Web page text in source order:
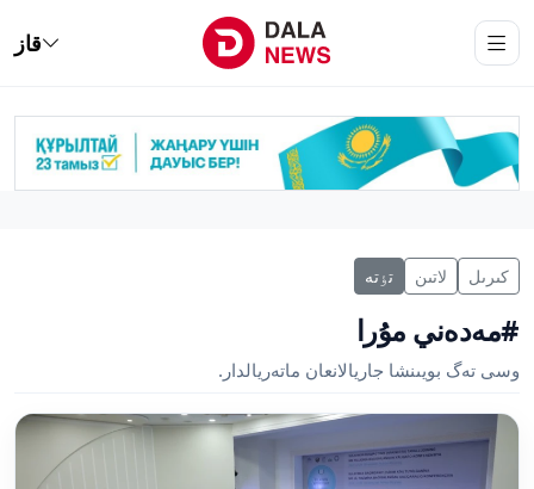
قاز
كىرىل لاتىن تٶتە
#مەدەني مۇرا
وسى تەگ بويىنشا جاريالانعان ماتەريالدار.